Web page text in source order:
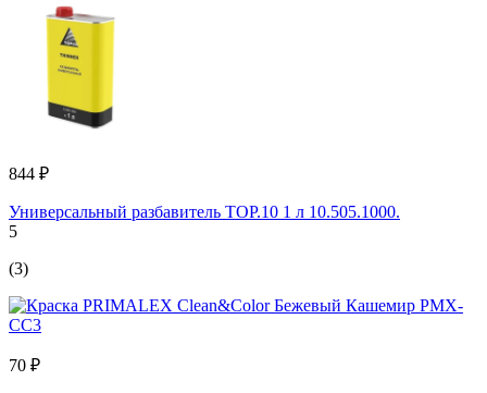
844 ₽
Универсальный разбавитель TOP.10 1 л 10.505.1000.
5
(3)
70 ₽